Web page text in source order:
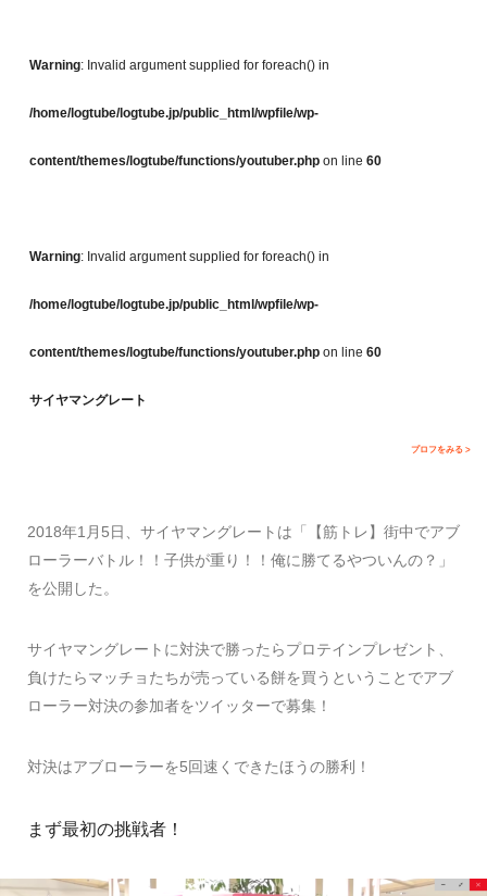
Warning: Invalid argument supplied for foreach() in
/home/logtube/logtube.jp/public_html/wpfile/wp-
content/themes/logtube/functions/youtuber.php on line 60
Warning: Invalid argument supplied for foreach() in
/home/logtube/logtube.jp/public_html/wpfile/wp-
content/themes/logtube/functions/youtuber.php on line 60
サイヤマングレート
プロフをみる >
2018年1月5日、サイヤマングレートは「【筋トレ】街中でアブ
ローラーバトル！！子供が重り！！俺に勝てるやついんの？」
を公開した。
サイヤマングレートに対決で勝ったらプロテインプレゼント、
負けたらマッチョたちが売っている餅を買うということでアブ
ローラー対決の参加者をツイッターで募集！
対決はアブローラーを5回速くできたほうの勝利！
まず最初の挑戦者！